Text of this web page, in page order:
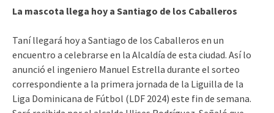
La mascota llega hoy a Santiago de los Caballeros
Taní llegará hoy a Santiago de los Caballeros en un
encuentro a celebrarse en la Alcaldía de esta ciudad. Así lo
anunció el ingeniero Manuel Estrella durante el sorteo
correspondiente a la primera jornada de la Liguilla de la
Liga Dominicana de Fútbol (LDF 2024) este fin de semana.